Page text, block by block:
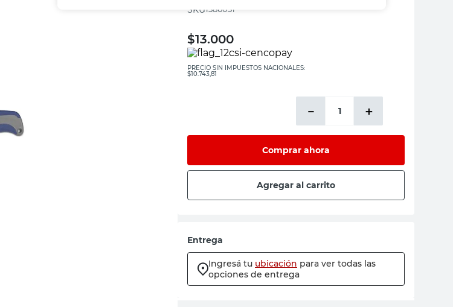
:1386031
$13.000
PRECIO SIN IMPUESTOS NACIONALES:
$10.743,81
＋
－
Comprar ahora
Agregar al carrito
Entrega
Ingresá tu ubicación para ver todas las
opciones de entrega